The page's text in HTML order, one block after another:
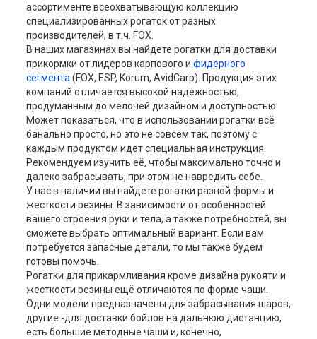
ассортименте всеохватывающую коллекцию
специализированных рогаток от разных
производителей, в т.ч. FOX.
В наших магазинах вы найдете рогатки для доставки
прикормки от лидеров карпового и фидерного
сегмента(FOX, ESP, Korum, AvidCarp). Продукция этих
компаний отличается высокой надежностью,
продуманным до мелочей дизайном и доступностью.
Может показаться, что в использовании рогатки всё
банально просто, но это не совсем так, поэтому с
каждым продуктом идет специальная инструкция.
Рекомендуем изучить её, чтобы максимально точно и
далеко забрасывать, при этом не навредить себе.
У нас в наличии вы найдете рогатки разной формы и
жесткости резины. В зависимости от особенностей
вашего строения руки и тела, а также потребностей, вы
сможете выбрать оптимальный вариант. Если вам
потребуется запасные детали, то мы также будем
готовы помочь.
Рогатки для прикармливания кроме дизайна рукояти и
жесткости резины ещё отличаются по форме чаши.
Одни модели предназначены для забрасывания шаров,
другие -для доставки бойлов на дальнюю дистанцию,
есть большие методные чаши и, конечно,